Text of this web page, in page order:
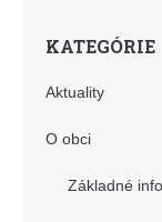
KATEGÓRIE
Aktuality
O obci
Základné